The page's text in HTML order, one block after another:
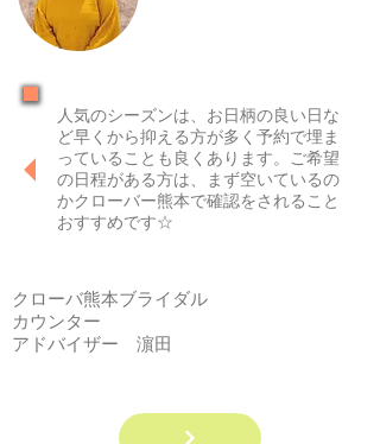
人気のシーズンは、お日柄の良い日な
ど早くから抑える方が多く予約で埋ま
っていることも良くあります。ご希望
の日程がある方は、まず空いているの
かクローバー熊本で確認をされること
おすすめです☆
クローバ熊本ブライダル
カウンター
​アドバイザー 濵田